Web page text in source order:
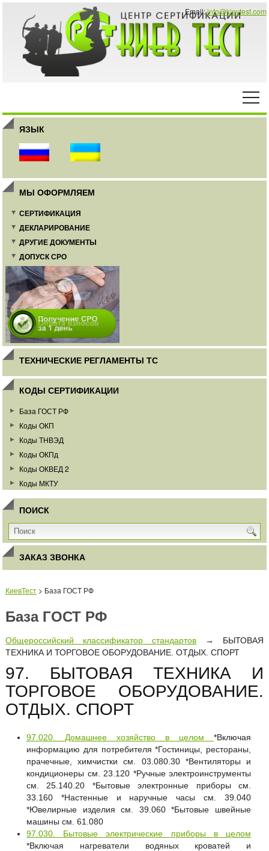
Email:info@kievtest.com
ЯЗЫК
МЫ ОФОРМЛЯЕМ
СЕРТИФИКАЦИЯ
ДЕКЛАРИРОВАНИЕ
ДРУГИЕ ДОКУМЕНТЫ
ДОПУСК СРО
ТЕХНИЧЕСКИЕ РЕГЛАМЕНТЫ ТС
КОДЫ СЕРТИФИКАЦИИ
База ГОСТ РФ
Коды ОКП
Коды ТНВЭД
Коды ОКПд
Коды ОКВЕД 2
Коды МКТУ
ПОИСК
ЗАКАЗ ЗВОНКА
КиевТест > База ГОСТ РФ
База ГОСТ РФ
Общероссийский классификатор стандартов → БЫТОВАЯ
ТЕХНИКА И ТОРГОВОЕ ОБОРУДОВАНИЕ. ОТДЫХ. СПОРТ
97. БЫТОВАЯ ТЕХНИКА И
ТОРГОВОЕ ОБОРУДОВАНИЕ.
ОТДЫХ. СПОРТ
97.020. Домашнее хозяйство в целом *Включая
информацию для потребителя *Гостиницы, рестораны,
прачечные, химчистки см. 03.080.30 *Вентиляторы и
кондиционеры см. 23.120 *Ручные электроинструменты
см. 25.140.20 *Бытовые электронные приборы см.
33.160 *Настенные и наручные часы см. 39.040
*Ювелирные изделия см. 39.060 *Бытовые швейные
машины см. 61.080
97.030. Бытовые электрические приборы в целом
*Включая нагреватели водяных кроватей и